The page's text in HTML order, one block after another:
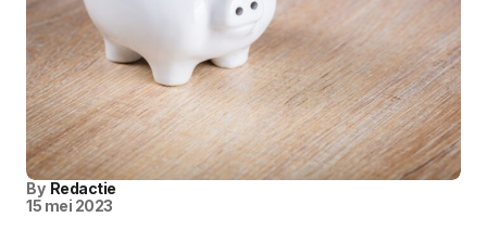
By Redactie
15 mei 2023